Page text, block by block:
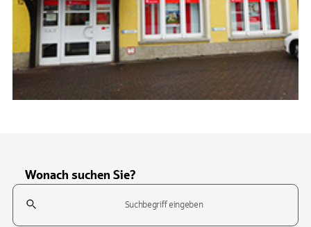
Wonach suchen Sie?
Suchfeld